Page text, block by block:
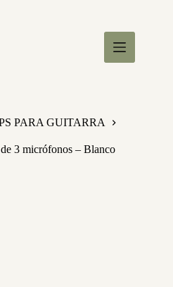
PARA GUITARRA
3 micrófonos – Blanco